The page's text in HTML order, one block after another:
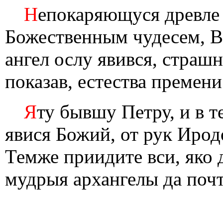
Непокаряющуся
Божественным чудесем,
ангел ослу явився,
показав, естества
Яту бывшу Петру, и в
явися Божий, от рук
Темже приидите вси,
мудрыя архангелы да